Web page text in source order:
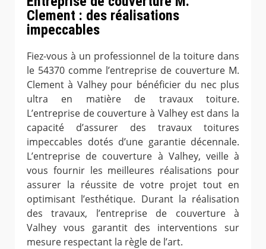
Clement : des réalisations
impeccables
Fiez-vous à un professionnel de la toiture dans
le 54370 comme l’entreprise de couverture M.
Clement à Valhey pour bénéficier du nec plus
ultra en matière de travaux toiture.
L’entreprise de couverture à Valhey est dans la
capacité d’assurer des travaux toitures
impeccables dotés d’une garantie décennale.
L’entreprise de couverture à Valhey, veille à
vous fournir les meilleures réalisations pour
assurer la réussite de votre projet tout en
optimisant l’esthétique. Durant la réalisation
des travaux, l’entreprise de couverture à
Valhey vous garantit des interventions sur
mesure respectant la règle de l’art.